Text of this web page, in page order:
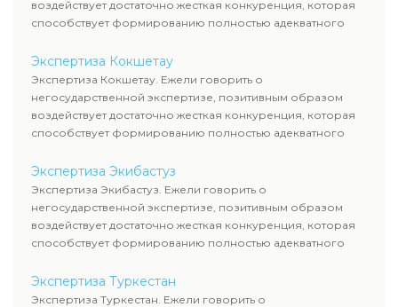
воздействует достаточно жесткая конкуренция, которая
способствует формированию полностью адекватного
Экспертиза Кокшетау
Экспертиза Кокшетау. Ежели говорить о
негосударственной экспертизе, позитивным образом
воздействует достаточно жесткая конкуренция, которая
способствует формированию полностью адекватного
Экспертиза Экибастуз
Экспертиза Экибастуз. Ежели говорить о
негосударственной экспертизе, позитивным образом
воздействует достаточно жесткая конкуренция, которая
способствует формированию полностью адекватного
Экспертиза Туркестан
Экспертиза Туркестан. Ежели говорить о